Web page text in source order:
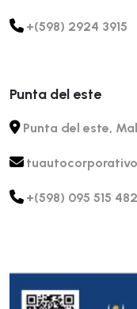
+(598) 2924 3915
Punta del este
Punta del este,
+(598) 095 515 482